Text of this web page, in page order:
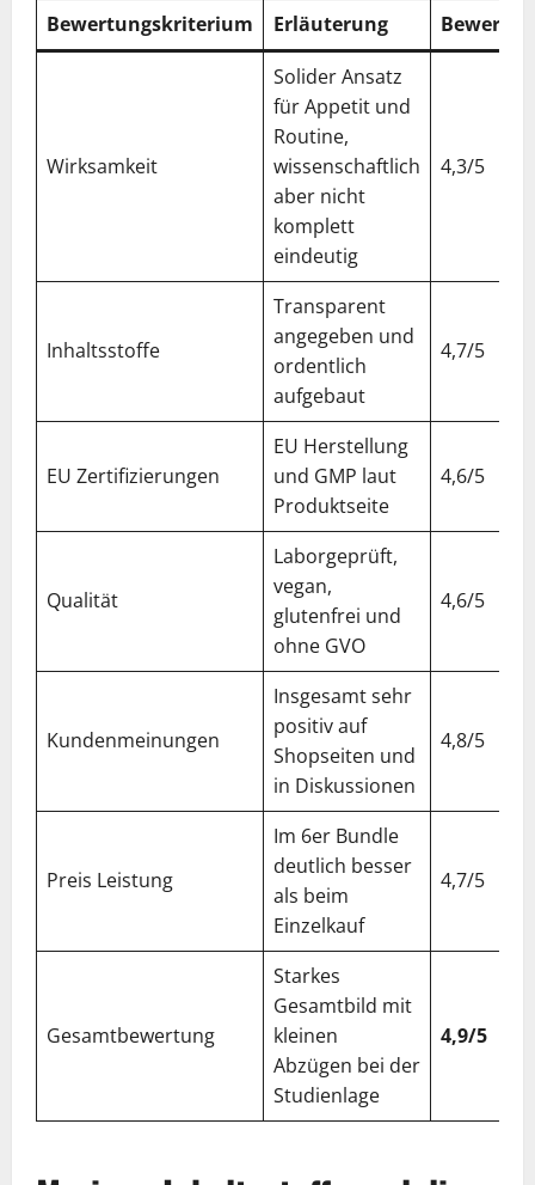
Bewertungskriterium Erläuterung
Wirksamkeit
Solider Ansatz
für Appetit und
Routine,
wissenschaftlich
aber nicht
komplett
eindeutig
4,3/5
Inhaltsstoffe
Transparent
angegeben und
ordentlich
aufgebaut
4,7/5
EU Zertifizierungen
EU Herstellung
und GMP laut
Produktseite
4,6/5
Qualität
Laborgeprüft,
vegan,
glutenfrei und
ohne GVO
4,6/5
Kundenmeinungen
Insgesamt sehr
positiv auf
Shopseiten und
in Diskussionen
4,8/5
Preis Leistung
Im 6er Bundle
deutlich besser
als beim
Einzelkauf
4,7/5
Gesamtbewertung
Starkes
Gesamtbild mit
kleinen
Abzügen bei der
Studienlage
4,9/5